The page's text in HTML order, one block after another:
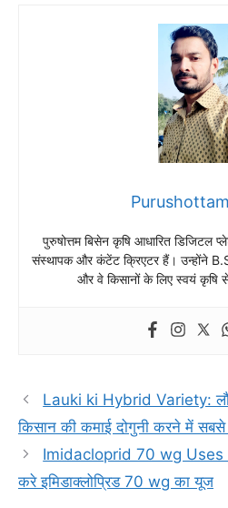
पुरुषोत्तम बिसेन कृषि आधारित डिजिटल
संस्थापक और कंटेंट क्रिएटर हैं। उन्होंने
और वे किसानों के लिए स्वयं
Lauki ki Hybrid Variety:
किसान की कमाई दोगुनी करने में
Imidacloprid 70 wg Uses
करे इमिडाक्लोप्रिड 70 wg का यूज